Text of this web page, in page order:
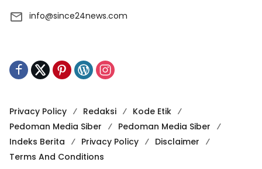
info@since24news.com
Privacy Policy Redaksi
Kode Etik
Pedoman Media Siber
Pedoman Media Siber
Indeks Berita
Privacy Policy
Disclaimer
Terms And Conditions